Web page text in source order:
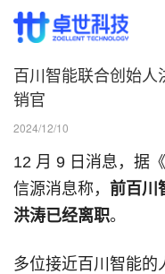
百川智能联合创始
销官
2024/12/10
12 月 9 日消息，据
信源消息称， 前百川
洪涛已经离职。
多位接近百川智能的